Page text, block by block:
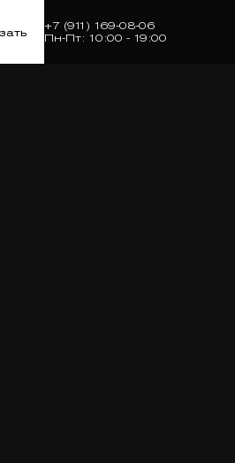
+7 (911) 169-08-06
Пн-Пт: 10:00 - 19:00